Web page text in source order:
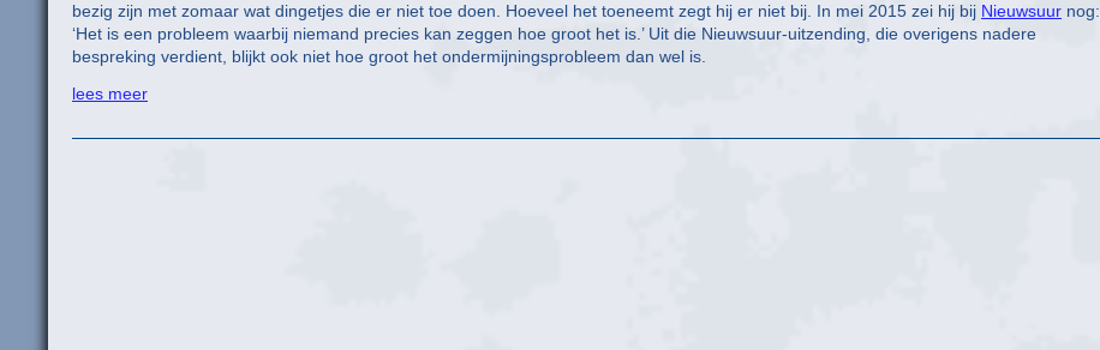
bezig zijn met zomaar wat dingetjes die er niet toe doen. Hoeveel het toeneemt zegt hij er niet bij. In mei 2015 zei hij bij Nieuwsuur nog:
‘Het is een probleem waarbij niemand precies kan zeggen hoe groot het is.’ Uit die Nieuwsuur-uitzending, die overigens nadere
bespreking verdient, blijkt ook niet hoe groot het ondermijningsprobleem dan wel is.
lees meer